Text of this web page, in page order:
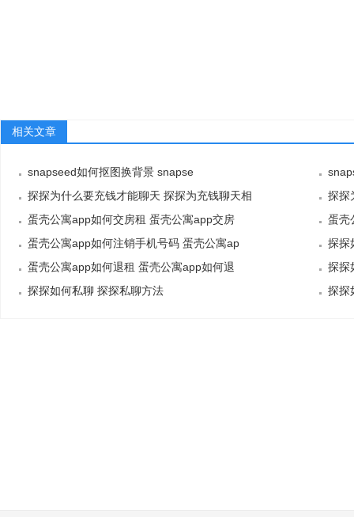
相关文章
snapseed如何抠图换背景 snapse
探探为什么要充钱才能聊天 探探为充钱聊天相
关
探探
的
蛋壳公寓app如何交房租 蛋壳公寓app交房
蛋壳
蛋壳公寓app如何注销手机号码 蛋壳公寓ap
探探
蛋壳公寓app如何退租 蛋壳公寓app如何退
探探
探探如何私聊 探探私聊方法
探探